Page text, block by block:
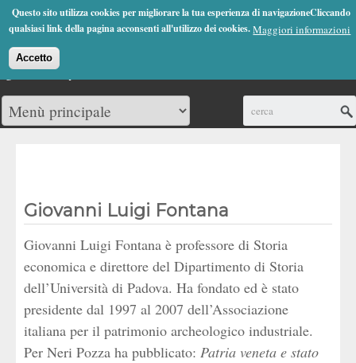
Questo sito utilizza cookies per migliorare la tua esperienza di navigazioneCliccando
qualsiasi link della pagina acconsenti all'utilizzo dei cookies.Maggiori informazioni
Accetto
Jump to Navigation
(0)
Giovanni Luigi Fontana
Giovanni Luigi Fontana è professore di Storia
economica e direttore del Dipartimento di Storia
dell’Università di Padova. Ha fondato ed è stato
presidente dal 1997 al 2007 dell’Associazione
italiana per il patrimonio archeologico industriale.
Per Neri Pozza ha pubblicato: Patria veneta e stato